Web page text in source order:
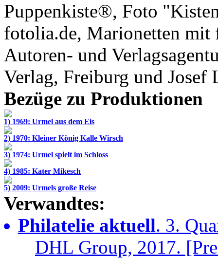
Puppenkiste®, Foto
fotolia.de, Marionetten mit
Autoren- und
Verlag, Freiburg und Josef
Bezüge zu Produktionen
1) 1969: Urmel aus dem Eis
2) 1970: Kleiner König Kalle Wirsch
3) 1974: Urmel spielt im Schloss
4) 1985: Kater Mikesch
5) 2009: Urmels große Reise
Verwandtes:
Philatelie aktuell. 3.
DHL Group, 2017.